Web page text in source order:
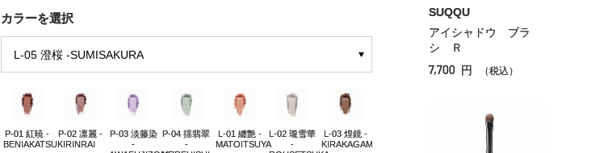
カラーを選択
P-01 紅暁 -
BENIAKATSUKI
P-02 凛麗 -
RINRAI
P-03 淡藤染
-
P-04 揺翡翠
-
L-01 纏艶 -
MATOITSUYA
L-02 瓏雪華
-
L-03 煌鏡 -
KIRAKAGAMI
SUQQU
アイシャドウ ブラ
シ Ｒ
7,700 円 （税込）